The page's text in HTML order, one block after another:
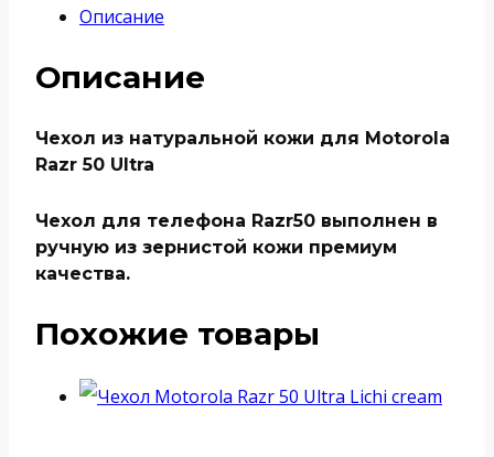
Описание
Описание
Чехол из натуральной кожи для Motorola
Razr 50 Ultra
Чехол для телефона Razr50 выполнен в
ручную из зернистой кожи премиум
качества.
Похожие товары